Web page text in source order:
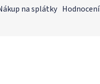
na splátky Hodnocení